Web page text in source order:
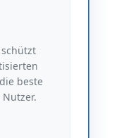
beste